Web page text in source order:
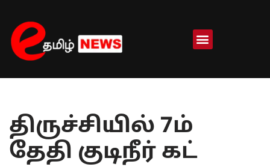
Skip
to
content
திருச்சியில் 7ம்
தேதி குடிநீர் கட்